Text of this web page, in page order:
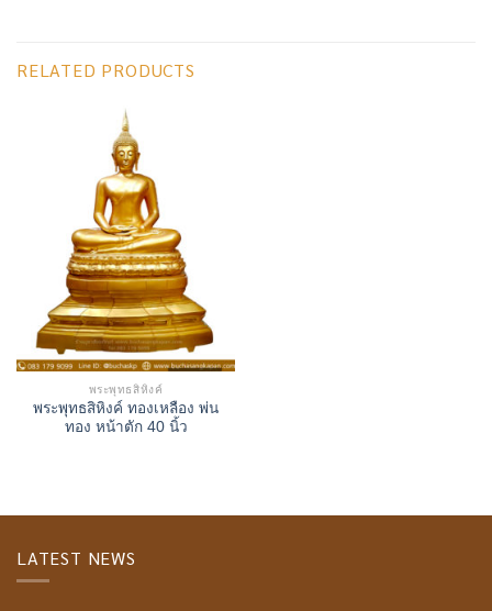
RELATED PRODUCTS
พระพุทธสิหิงค์
พระพุทธสิหิงค์ ทองเหลือง พ่น
ทอง หน้าตัก 40 นิ้ว
LATEST NEWS